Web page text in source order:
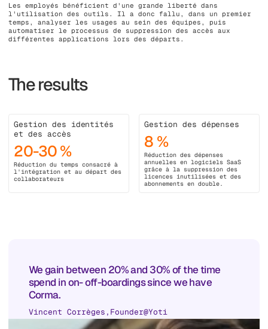
Les employés bénéficient d'une grande liberté dans
l'utilisation des outils. Il a donc fallu, dans un premier
temps, analyser les usages au sein des équipes, puis
automatiser le processus de suppression des accès aux
différentes applications lors des départs.
The results
Gestion des identités
et des accès
20-30 %
Réduction du temps consacré à
l'intégration et au départ des
collaborateurs
Gestion des dépenses
8 %
Réduction des dépenses
annuelles en logiciels SaaS
grâce à la suppression des
licences inutilisées et des
abonnements en double.
We gain between 20% and 30% of the time
spend in on- off-boardings since we have
Corma.
Vincent Corrèges , Founder@Yoti